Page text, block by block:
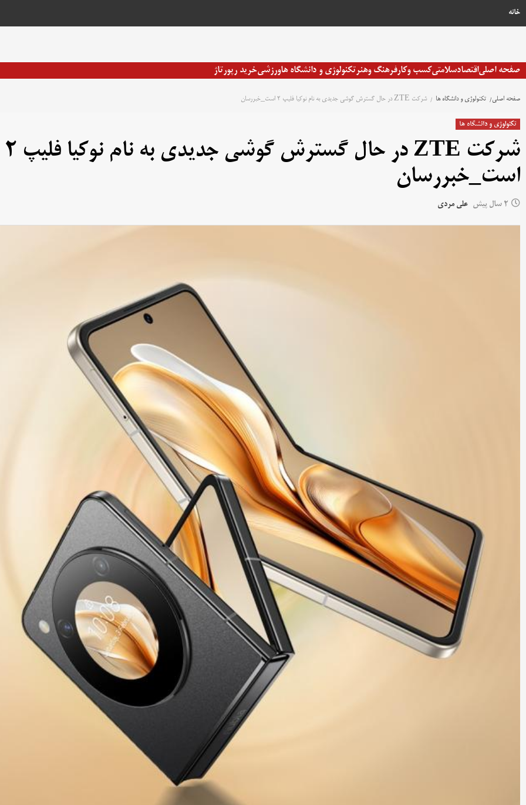
خانه
صفحه اصلیاقتصادسلامتیکسب وکارفرهنگ وهنرتکنولوژی و دانشگاه هاورزشیخرید رپورتاژ
صفحه اصلی تکنولوژی و دانشگاه ها شرکت ZTE در حال گسترش گوشی جدیدی به نام نوکیا فلیپ 2 است_خبررسان
تکنولوژی و دانشگاه ها
شرکت ZTE در حال گسترش گوشی جدیدی به نام نوکیا فلیپ 2
است_خبررسان
2 سال پیش علی مردی